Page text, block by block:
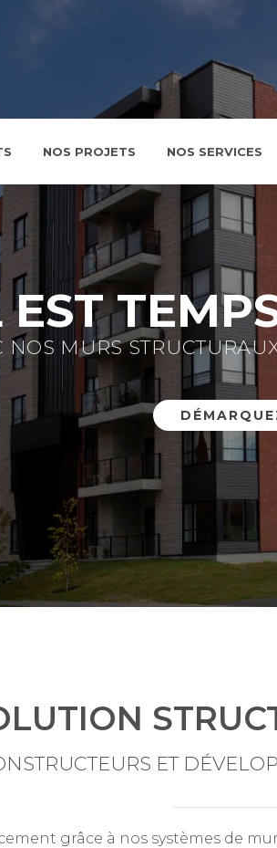
NOS PROJETS NOS SERVICES
EST
NOS MURS
ET
grâce à nos systèmes de